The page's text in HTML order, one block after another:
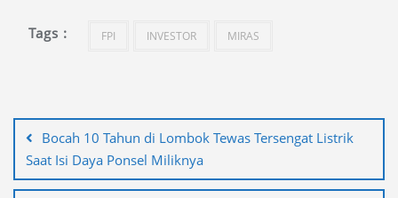
Tags : FPI INVESTOR MIRAS
posBocah 10 Tahun di Lombok Tewas Tersengat Listrik
Saat Isi Daya Ponsel Miliknya